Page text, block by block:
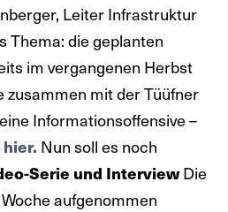
Leiter Infrastruktur
Thema: die geplanten
im vergangenen Herbst
mit der Tüüfner
Informationsoffensive –
Nun soll es noch
Serie und Interview Die
aufgenommen